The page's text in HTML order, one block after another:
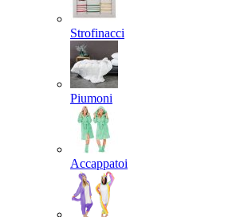
Strofinacci
Piumoni
Accappatoi